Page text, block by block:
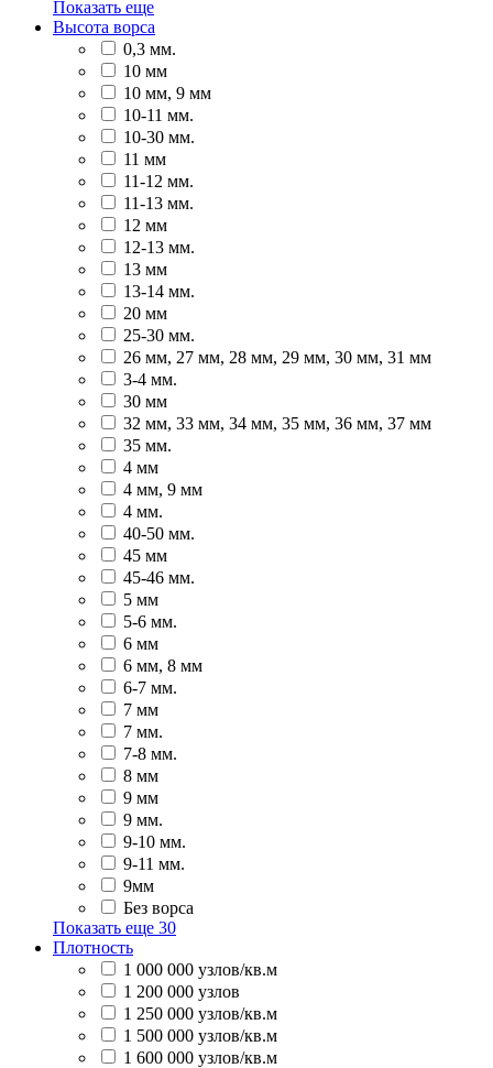
Показать еще
Высота ворса
0,3 мм.
10 мм
10 мм, 9 мм
10-11 мм.
10-30 мм.
11 мм
11-12 мм.
11-13 мм.
12 мм
12-13 мм.
13 мм
13-14 мм.
20 мм
25-30 мм.
26 мм, 27 мм, 28 мм, 29 мм, 30 мм, 31 мм
3-4 мм.
30 мм
32 мм, 33 мм, 34 мм, 35 мм, 36 мм, 37 мм
35 мм.
4 мм
4 мм, 9 мм
4 мм.
40-50 мм.
45 мм
45-46 мм.
5 мм
5-6 мм.
6 мм
6 мм, 8 мм
6-7 мм.
7 мм
7 мм.
7-8 мм.
8 мм
9 мм
9 мм.
9-10 мм.
9-11 мм.
9мм
Без ворса
Показать еще 30
Плотность
1 000 000 узлов/кв.м
1 200 000 узлов
1 250 000 узлов/кв.м
1 500 000 узлов/кв.м
1 600 000 узлов/кв.м